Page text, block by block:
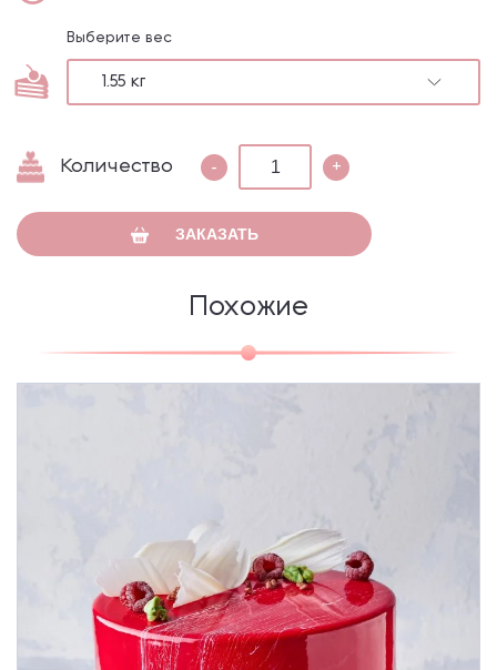
Выберите вес
1.55 кг
Количество - +
ЗАКАЗАТЬ
Похожие